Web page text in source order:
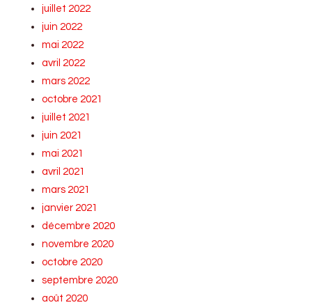
juillet 2022
juin 2022
mai 2022
avril 2022
mars 2022
octobre 2021
juillet 2021
juin 2021
mai 2021
avril 2021
mars 2021
janvier 2021
décembre 2020
novembre 2020
octobre 2020
septembre 2020
août 2020